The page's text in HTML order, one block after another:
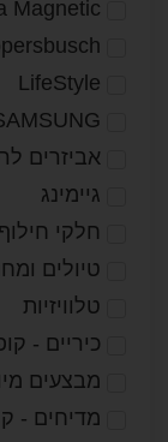
Magnetic
LifeStyle
אביזרים
גיימינג
חלקי
טיולים
טלוויזיות
כיריים -
מבצעים
מדיחים -